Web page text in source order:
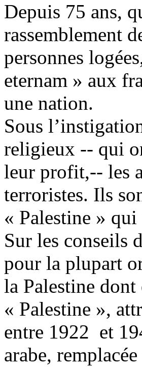
Depuis 75 ans,
rassemblement
personnes
eternam » aux
une nation.
Sous
religieux -- qui
leur profit,-- les
terroristes. Ils
« Palestine »
Sur les conseils
pour la plupart
la Palestine
« Palestine »,
entre 1922 et
arabe,